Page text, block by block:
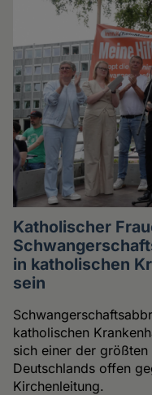
Katholischer
in katholischen
sein
katholischen
sich einer der
Deutschlands offen
Kirchenleitung.